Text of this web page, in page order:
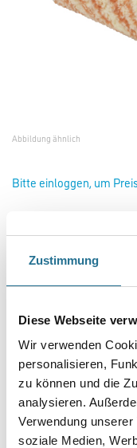
Zustimmung
Diese Webseite
Wir verwenden
personalisieren,
zu können und die
analysieren.
Verwendung
soziale Medien,
Abbildung ähnlich
Bitte einloggen, um
Art-Nr.:4040-002891
Umrechnungsfaktoren